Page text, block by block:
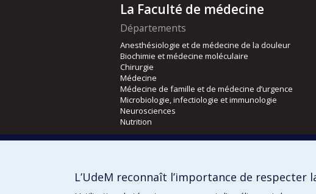
La Faculté de médecine
Départements
Anesthésiologie et de médecine de la douleur
Biochimie et médecine moléculaire
Chirurgie
Médecine
Médecine de famille et de médecine d’urgence
Microbiologie, infectiologie et immunologie
Neurosciences
Nutrition
Orthophonie et audiologie
L’UdeM reconnaît l’importance de respecter